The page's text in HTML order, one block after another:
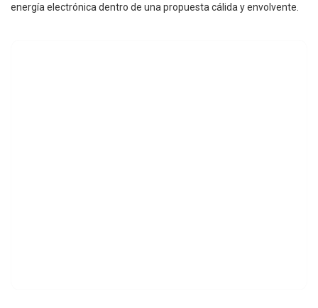
energía electrónica dentro de una propuesta cálida y envolvente.